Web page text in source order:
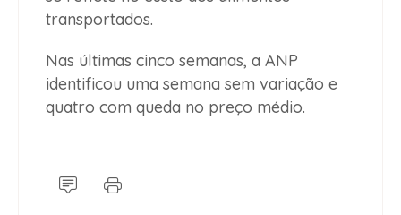
transportados.
Nas últimas cinco semanas, a ANP
identificou uma semana sem variação e
quatro com queda no preço médio.